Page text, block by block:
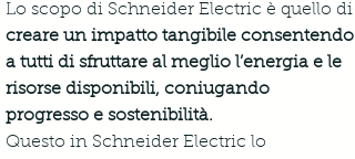
Lo scopo di Schneider Electric è quello di
creare un impatto tangibile consentendo
a tutti di sfruttare al meglio l’energia e le
risorse disponibili, coniugando
progresso e sostenibilità.
Questo in Schneider Electric lo